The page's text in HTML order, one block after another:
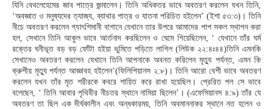
যিনি বেথলেহেমের জাব পাত্রে জন্মালেন। তিনি অধিকতর ভাবে অবতরণ করলেন যখন তিনি,
‘অবজ্ঞাত ও মনুষ্যদের ত্যাজ্য, ব্যাথার পাত্র ও যাতনা পরিচিত হইলেন’ (ইশা ৫৩:৩)। তিনি
নীচে অবতরণ করলেন গ্যাৎশিমানী বাগানে যেখানে তার উপরে আমাদের পাপ সকল স্থাপন করা
হল, সেখানে তিনি আকুল ভাবে আর্তনাদ করছিলেন ও ঘেমে গিয়েছিলেন, ‘ যেখানে তাঁর ঘর্ম
রক্তের ঘনীভূত বড় বড় ফোঁটা হইয়া ভুমিতে পড়িতে লাগিল (লিউক ২২:৪ঃ৪৪)তিনি এমনকি
সেখানেও অবতরণ করলেন যেখানে তিনি আপনাকে অবনত করিলেন মৃত্যু পর্যন্ত, এমন কি
ক্রুশীয় মৃত্যু পর্যন্ত আজ্ঞাবহ হইলেন’(ফিলিপিয়ানস ২:৮)। তিনি আরো বেশী ভাবে অবতরণ
করলেন যখন তাঁর মৃত শরীরকে কবরে শায়িত করে রাখা হয়েছিল। প্রেরিত পল সে ভাবে
বলেছেন, ‘ তিনি আবার পৃথিবীর নীচতর স্থানে নামিয়া ছিলেন’। (এফেসিয়ানস ৪:৯) তাঁর যে
অবতরণ তা ছিল এক দীর্ঘকালীন এবং অন্ধকারময়, তিনি অবমাননাকর স্থানে নত হলেন ও